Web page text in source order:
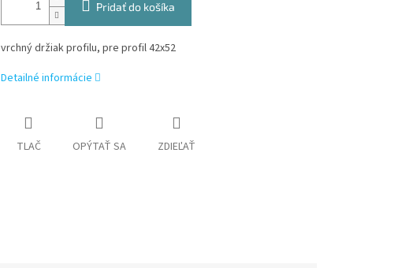
Pridať do košíka
vrchný držiak profilu, pre profil 42x52
Detailné informácie
TLAČ OPÝTAŤ SA ZDIEĽAŤ